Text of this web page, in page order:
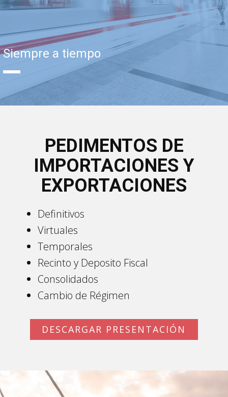
Siempre a tiempo
PEDIMENTOS DE
IMPORTACIONES Y
EXPORTACIONES
Definitivos
Virtuales
Temporales
Recinto y Deposito Fiscal
Consolidados
Cambio de Régimen
DESCARGAR PRESENTACIÓN